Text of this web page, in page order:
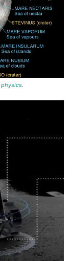
physics.